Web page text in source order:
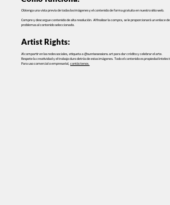
Obtenga una vista previa de todas las imágenes y el contenido de forma gratuita en nuestro sitio web.
Compre y descargue contenido de alta resolución. Al finalizar la compra, se le proporcionará un enlace
problemas al contenido seleccionado.
Artist Rights:
Al compartir en las redes sociales, etiqueta a @sunrisesessions.art para dar crédito y celebrar el arte.
Respete la creatividad y el trabajo duro detrás de estas imágenes. Todo el contenido es propiedad
Para uso comercial o empresarial,contáctenos.